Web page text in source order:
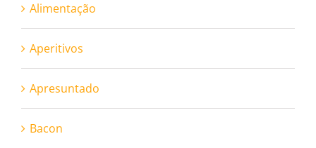
Alimentação
Aperitivos
Apresuntado
Bacon